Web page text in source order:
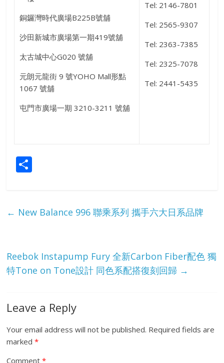
銅鑼灣時代廣場B225B號舖
沙田新城市廣場第一期419號舖
太古城中心G020 號舖
元朗元龍街 9 號YOHO Mall形點
1067 號舖
屯門市廣場一期 3210-3211 號舖
Tel: 2146-7801
Tel: 2565-9307
Tel: 2363-7385
Tel: 2325-7078
Tel: 2441-5435
e
← New Balance 996 聯乘系列 攜手六大日系品牌
Reebok Instapump Fury 全新Carbon Fiber配色 獨
特Tone on Tone設計 同色系配搭復刻回歸 →
Leave a Reply
Your email address will not be published. Required fields are
marked*
Comment*